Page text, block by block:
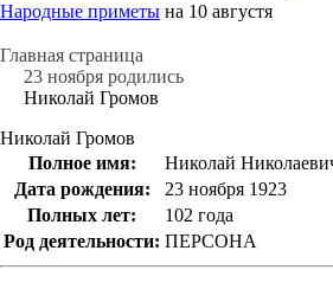
Народные приметы на 10 августя
Главная страница
23 ноября родились
Николай Громов
Николай Громов
Полное имя:
Николай
Дата рождения:
23 ноября 1923
Полных лет:
102 года
Род деятельности: ПЕРСОНА